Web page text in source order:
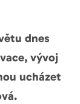
dnes
vývoj
ucházet